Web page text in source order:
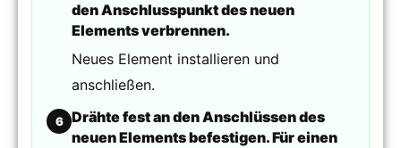
den Anschlusspunkt des neuen
Elements verbrennen.
Neues Element installieren und
anschließen.
6 Drähte fest an den Anschlüssen des
neuen Elements befestigen. Für einen